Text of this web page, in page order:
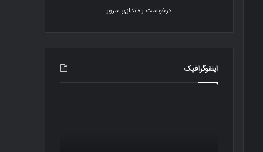
درخواست راه‌اندازی سرور
اینفوگرافیک